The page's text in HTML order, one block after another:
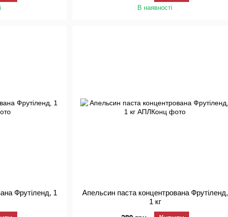
В наявності
Фрутіленд, 1
Апельсин паста концентрована Фрутіленд,
1 кг